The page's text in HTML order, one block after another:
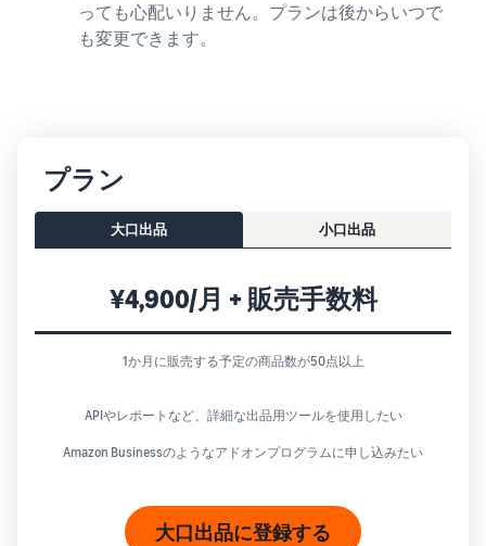
っても心配いりません。プランは後からいつで
も変更できます。
プラン
大口出品 小口出品
¥4,900/月 + 販売手数料
1か月に販売する予定の商品数が50点以上
APIやレポートなど、詳細な出品用ツールを使用したい
Amazon Businessのようなアドオンプログラムに申し込みたい
大口出品に登録する